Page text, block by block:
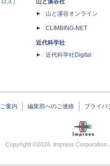
ス）
山と溪谷社
山と溪谷オンライン
CLIMBING-NET
近代科学社
近代科学社Digital
案内 編集部へのご連絡 プライバ
Copyright ©2026 Impress